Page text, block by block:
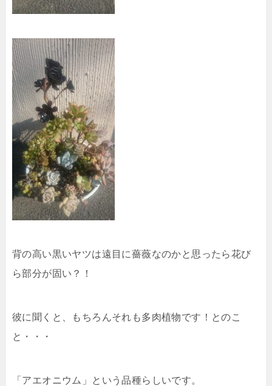
背の高い黒いヤツは遠目に薔薇なのかと思ったら花び
ら部分が固い？！
彼に聞くと、もちろんそれも多肉植物です！とのこ
と・・・
「アエオニウム」という品種らしいです。